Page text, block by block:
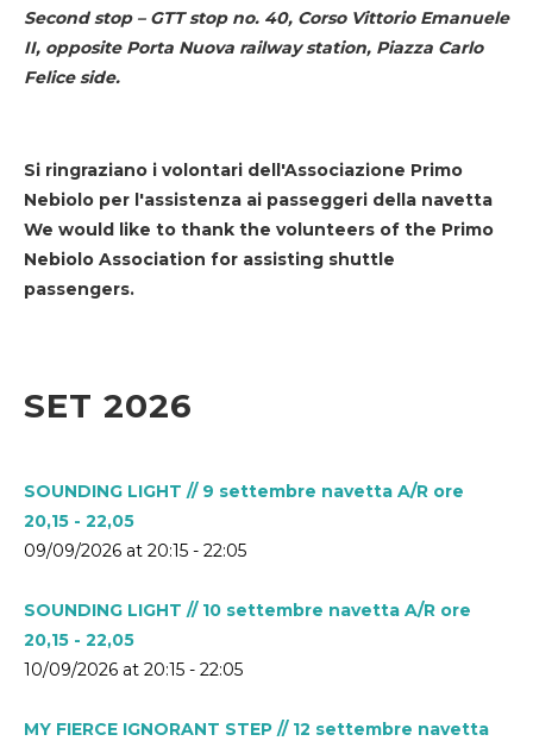
Second stop – GTT stop no. 40, Corso Vittorio Emanuele
II, opposite Porta Nuova railway station, Piazza Carlo
Felice side.
Si ringraziano i volontari dell'Associazione Primo
Nebiolo per l'assistenza ai passeggeri della navetta
We would like to thank the volunteers of the Primo
Nebiolo Association for assisting shuttle
passengers.
SET 2026
SOUNDING LIGHT // 9 settembre navetta A/R ore
20,15 - 22,05
09/09/2026 at 20:15 - 22:05
SOUNDING LIGHT // 10 settembre navetta A/R ore
20,15 - 22,05
10/09/2026 at 20:15 - 22:05
MY FIERCE IGNORANT STEP // 12 settembre navetta